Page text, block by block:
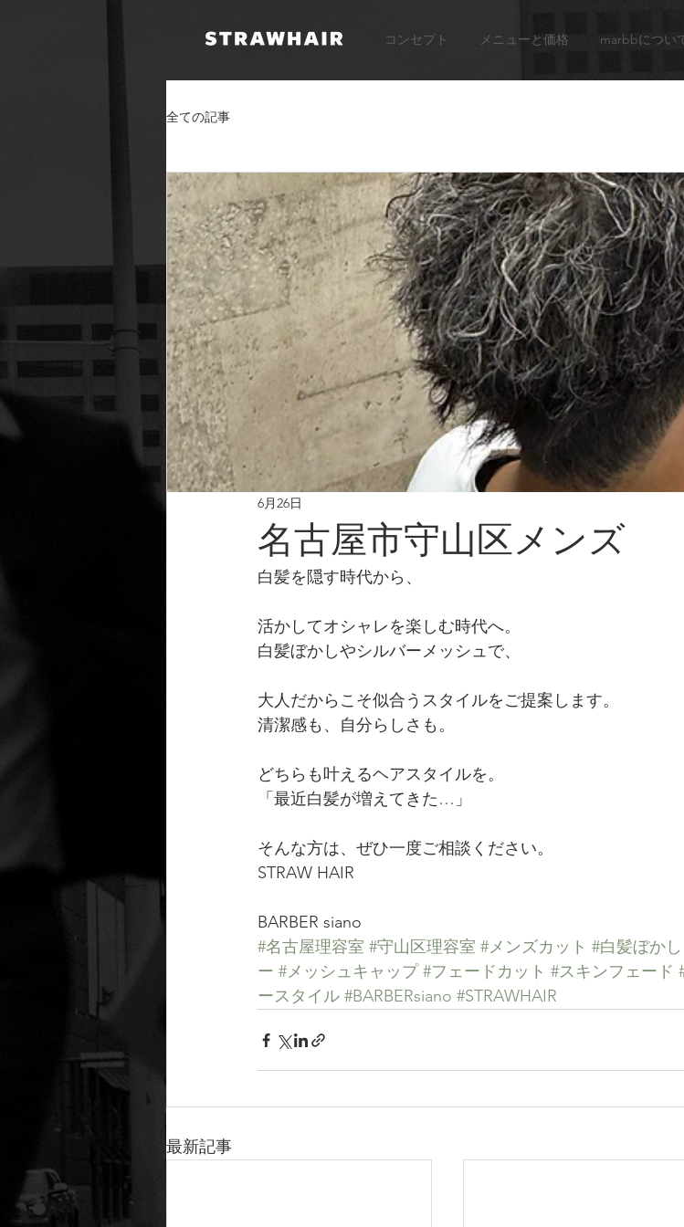
コンセプト メニューと価格 marbbについ
全ての記事
名古屋市守山区メンズ
6月26日
白髪を隠す時代から、
活かしてオシャレを楽しむ時代へ。
白髪ぼかしやシルバーメッシュで、
大人だからこそ似合うスタイルをご提案します。
清潔感も、自分らしさも。
どちらも叶えるヘアスタイルを。
「最近白髪が増えてきた…」
そんな方は、ぜひ一度ご相談ください。
STRAW HAIR
BARBER siano
#名古屋理容室 #守山区理容室 #メンズカット #白髪ぼかし
ー #メッシュキャップ #フェードカット #スキンフェード
ースタイル #BARBERsiano #STRAWHAIR
最新記事